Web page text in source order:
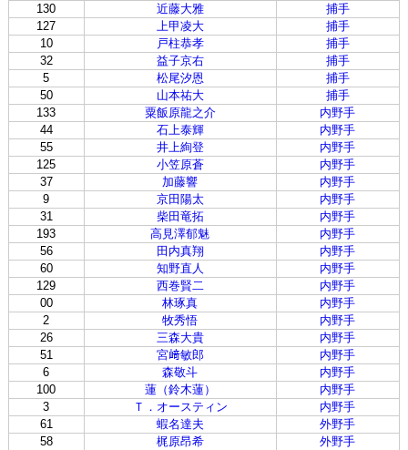
130
近藤大雅
捕手
127
上甲凌大
捕手
10
戸柱恭孝
捕手
32
益子京右
捕手
5
松尾汐恩
捕手
50
山本祐大
捕手
133
粟飯原龍之介
内野手
44
石上泰輝
内野手
55
井上絢登
内野手
125
小笠原蒼
内野手
37
加藤響
内野手
9
京田陽太
内野手
31
柴田竜拓
内野手
193
高見澤郁魅
内野手
56
田内真翔
内野手
60
知野直人
内野手
129
西巻賢二
内野手
00
林琢真
内野手
2
牧秀悟
内野手
26
三森大貴
内野手
51
宮﨑敏郎
内野手
6
森敬斗
内野手
100
蓮（鈴木蓮）
内野手
3
Ｔ．オースティン
内野手
61
蝦名達夫
外野手
58
梶原昂希
外野手